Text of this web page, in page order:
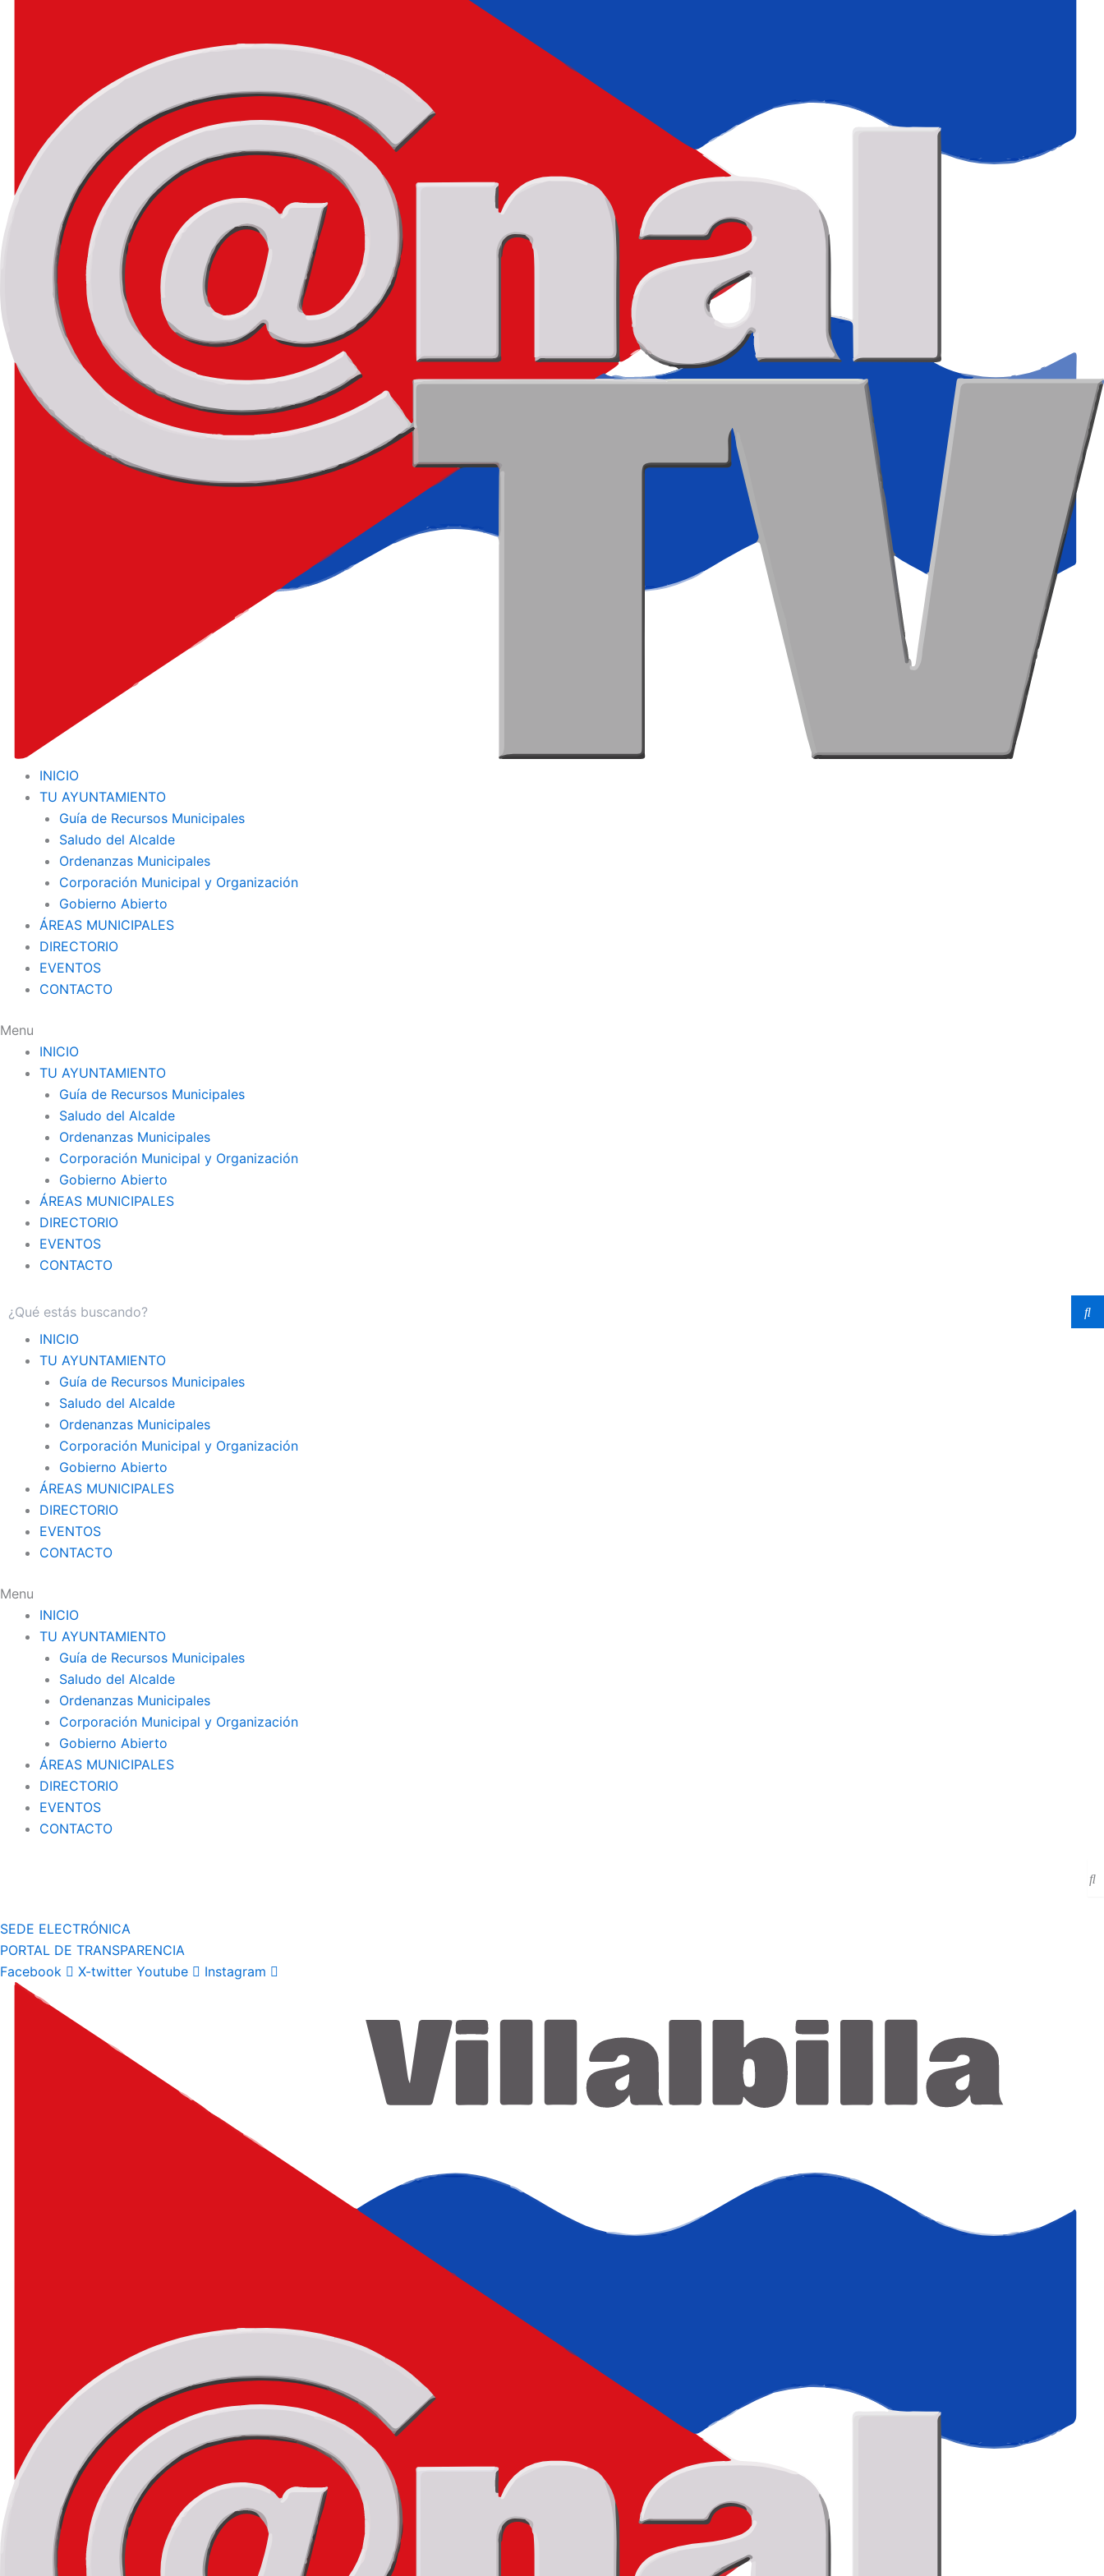
INICIO
TU AYUNTAMIENTO
Guía de Recursos Municipales
Saludo del Alcalde
Ordenanzas Municipales
Corporación Municipal y Organización
Gobierno Abierto
ÁREAS MUNICIPALES
DIRECTORIO
EVENTOS
CONTACTO
Menu
INICIO
TU AYUNTAMIENTO
Guía de Recursos Municipales
Saludo del Alcalde
Ordenanzas Municipales
Corporación Municipal y Organización
Gobierno Abierto
ÁREAS MUNICIPALES
DIRECTORIO
EVENTOS
CONTACTO
INICIO
TU AYUNTAMIENTO
Guía de Recursos Municipales
Saludo del Alcalde
Ordenanzas Municipales
Corporación Municipal y Organización
Gobierno Abierto
ÁREAS MUNICIPALES
DIRECTORIO
EVENTOS
CONTACTO
Menu
INICIO
TU AYUNTAMIENTO
Guía de Recursos Municipales
Saludo del Alcalde
Ordenanzas Municipales
Corporación Municipal y Organización
Gobierno Abierto
ÁREAS MUNICIPALES
DIRECTORIO
EVENTOS
CONTACTO
SEDE ELECTRÓNICA
PORTAL DE TRANSPARENCIA
Facebook
X-twitter Youtube Instagram